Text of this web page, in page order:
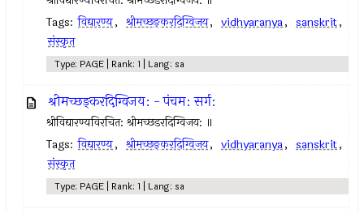
Tags: विद्यारण्य, श्रीमच्छङ्करदिग्विजय, vidhyaranya, sanskrit,
संस्कृत
Type: PAGE | Rank: 1 | Lang: sa
श्रीमच्छङ्करदिग्विजय: - पंचम: सर्ग:
श्रीविद्यारण्यविरचित: श्रीमच्छडरदिग्विजय: ॥
Tags: विद्यारण्य, श्रीमच्छङ्करदिग्विजय, vidhyaranya, sanskrit,
संस्कृत
Type: PAGE | Rank: 1 | Lang: sa